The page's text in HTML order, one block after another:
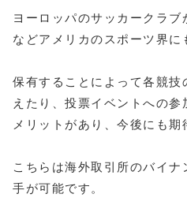
ヨーロッパのサッカークラ
などアメリカのスポーツ界に
保有することによって各競技
えたり、投票イベントへの参
メリットがあり、今後にも期
こちらは海外取引所のバイ
手が可能です。